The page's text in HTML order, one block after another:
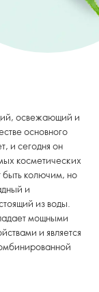
освежающий и
основного
и сегодня он
косметических
колючим, но
и
из воды.
мощными
и является